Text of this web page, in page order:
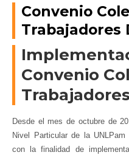
Consejo Superior
Rectorado / Secretarías
Facultades
Contacto
Seguínosen:
Convenio
Trabajadores
Convenio
Desde el mes de octubre de
Nivel Particular de la
con la finalidad de